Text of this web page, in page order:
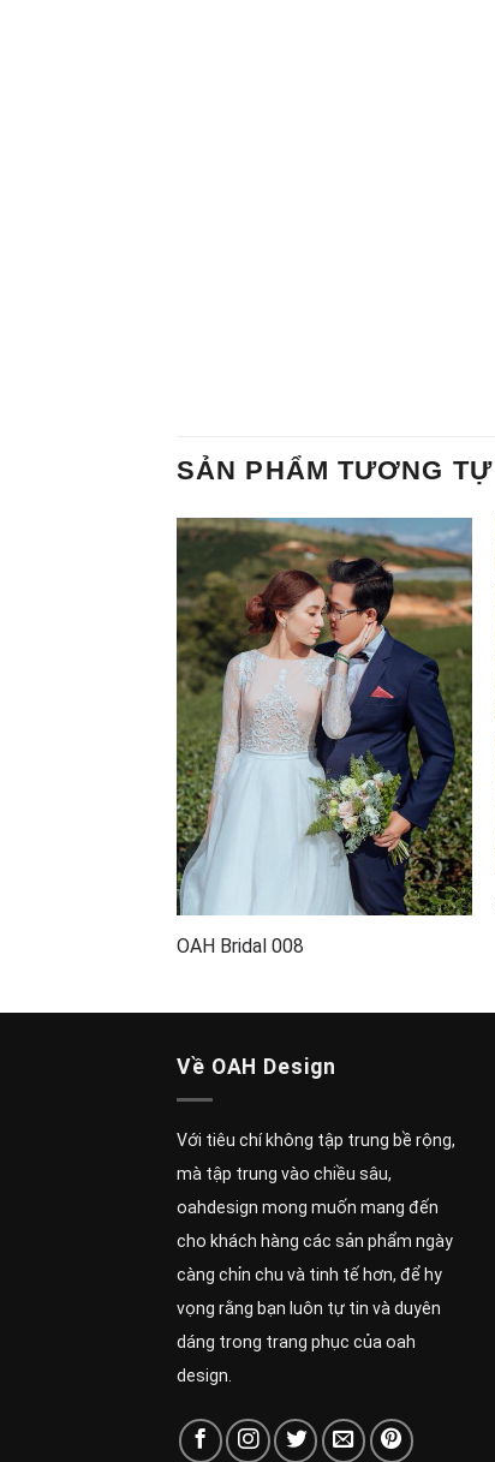
SẢN PHẨM TƯƠNG TỰ
OAH Bridal 008
Về OAH Design
Với tiêu chí không tập trung bề rộng,
mà tập trung vào chiều sâu,
oahdesign mong muốn mang đến
cho khách hàng các sản phẩm ngày
càng chỉn chu và tinh tế hơn, để hy
vọng rằng bạn luôn tự tin và duyên
dáng trong trang phục của oah
design.